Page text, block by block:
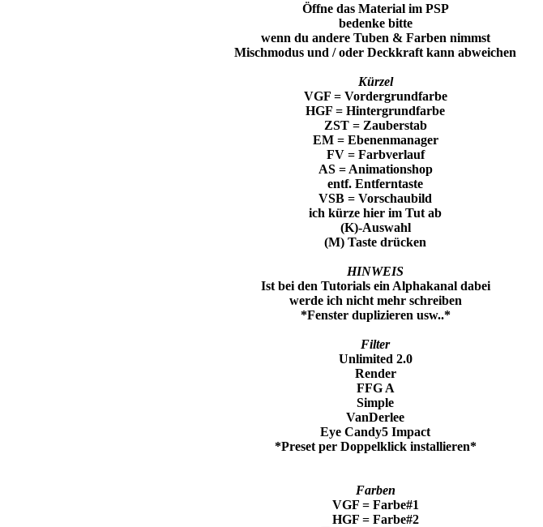
Öffne das Material im PSP
bedenke bitte
wenn du andere Tuben & Farben nimmst
Mischmodus und / oder Deckkraft kann abweichen
Kürzel
VGF = Vordergrundfarbe
HGF = Hintergrundfarbe
ZST = Zauberstab
EM = Ebenenmanager
FV = Farbverlauf
AS = Animationshop
entf. Entferntaste
VSB = Vorschaubild
ich kürze hier im Tut ab
(K)-Auswahl
(M) Taste drücken
HINWEIS
Ist bei den Tutorials ein Alphakanal dabei
werde ich nicht mehr schreiben
*Fenster duplizieren usw..*
Filter
Unlimited 2.0
Render
FFG A
Simple
VanDerlee
Eye Candy5 Impact
*Preset per Doppelklick installieren*
Farben
VGF = Farbe#1
HGF = Farbe#2